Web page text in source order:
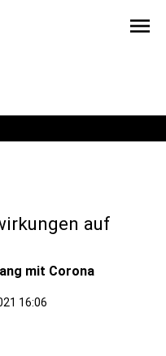
menu
auf
mit Corona
16:06